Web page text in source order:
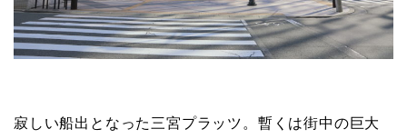
寂しい船出となった三宮プラッツ。暫くは街中の巨大